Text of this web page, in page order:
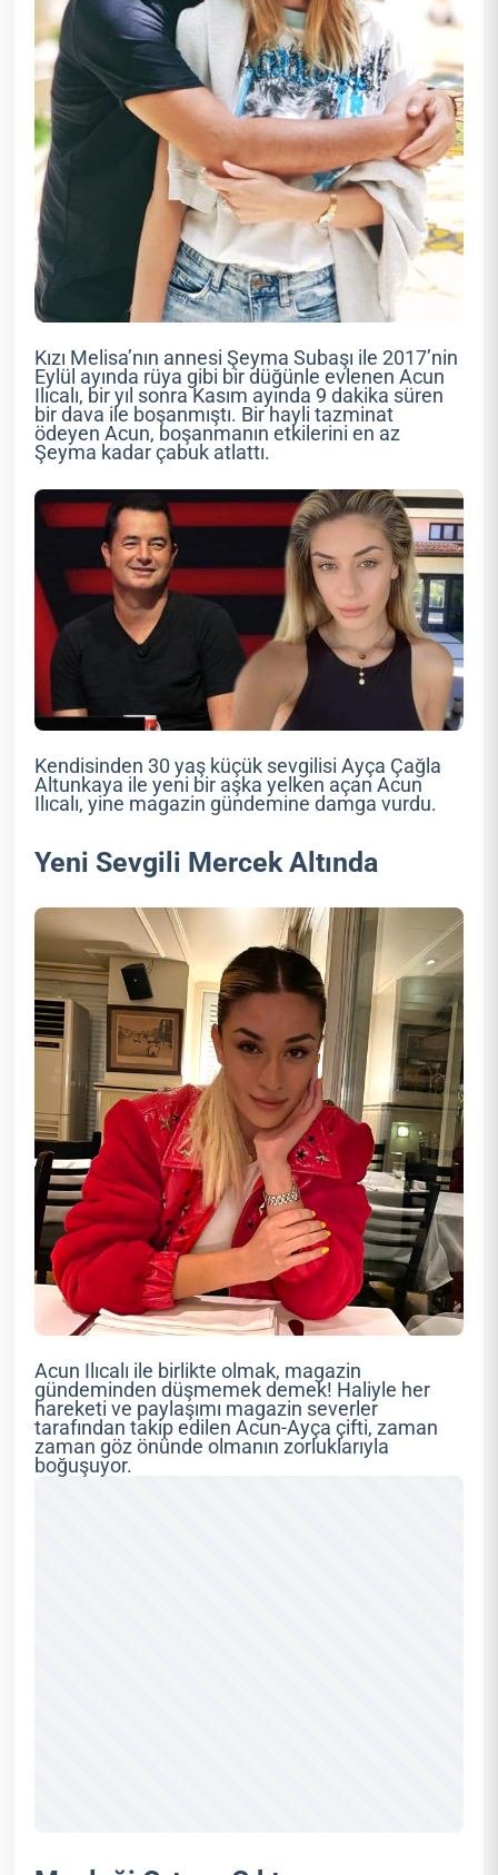
Kızı Melisa’nın annesi Şeyma Subaşı ile 2017’nin
Eylül ayında rüya gibi bir düğünle evlenen Acun
Ilıcalı, bir yıl sonra Kasım ayında 9 dakika süren
bir dava ile boşanmıştı. Bir hayli tazminat
ödeyen Acun, boşanmanın etkilerini en az
Şeyma kadar çabuk atlattı.
Kendisinden 30 yaş küçük sevgilisi Ayça Çağla
Altunkaya ile yeni bir aşka yelken açan Acun
Ilıcalı, yine magazin gündemine damga vurdu.
Yeni Sevgili Mercek Altında
Acun Ilıcalı ile birlikte olmak, magazin
gündeminden düşmemek demek! Haliyle her
hareketi ve paylaşımı magazin severler
tarafından takip edilen Acun-Ayça çifti, zaman
zaman göz önünde olmanın zorluklarıyla
boğuşuyor.